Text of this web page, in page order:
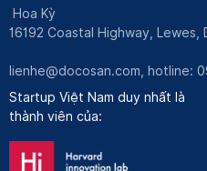
Hoa Kỳ
16192 Coastal Highway, Lewes,
lienhe@docosan.com , hotline:
Startup Việt Nam duy nhất là
thành viên của: